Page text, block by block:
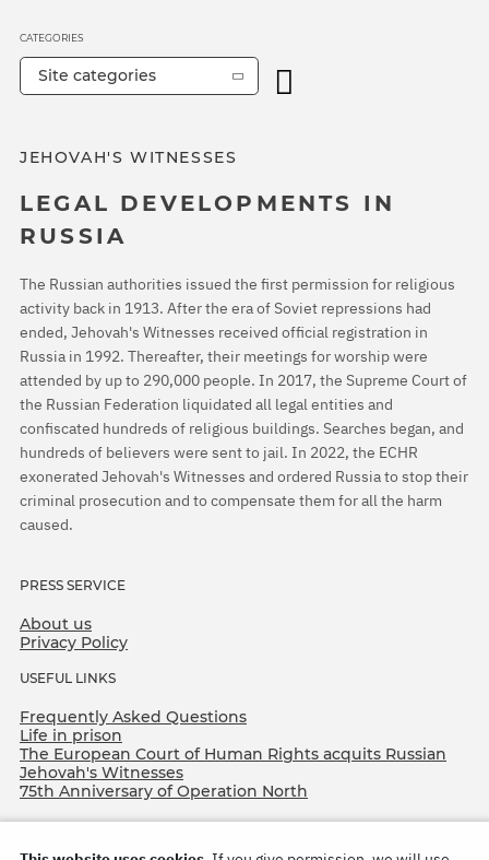
JEHOVAH'S WITNESSES
LEGAL DEVELOPMENTS IN
RUSSIA
The Russian authorities issued the first permission for religious
activity back in 1913. After the era of Soviet repressions had
ended, Jehovah's Witnesses received official registration in
Russia in 1992. Thereafter, their meetings for worship were
attended by up to 290,000 people. In 2017, the Supreme Court of
the Russian Federation liquidated all legal entities and
confiscated hundreds of religious buildings. Searches began, and
hundreds of believers were sent to jail. In 2022, the ECHR
exonerated Jehovah's Witnesses and ordered Russia to stop their
criminal prosecution and to compensate them for all the harm
caused.
PRESS SERVICE
About us
Privacy Policy
USEFUL LINKS
Frequently Asked Questions
Life in prison
The European Court of Human Rights acquits Russian
Jehovah's Witnesses
75th Anniversary of Operation North
CATEGORIES
Site categories